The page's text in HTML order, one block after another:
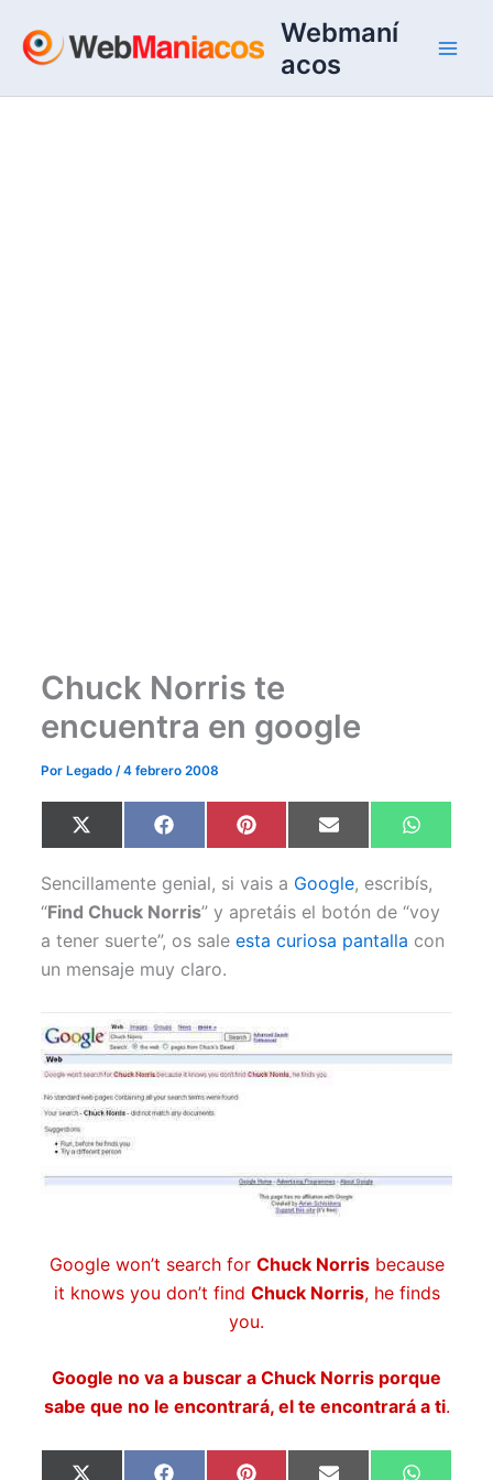
contenido
Webmaní
acos
Chuck Norris te
encuentra en google
Por Legado/4 febrero 2008
Compartir
en
X
(
w
i
t
t
e
)
Compartir
en
F
a
e
b
o
o
k
Compartir
en
P
i
t
e
r
e
s
Compartir
en
E
m
i
l
en
W
h
t
s
A
p
p
Sencillamente genial, si vais a Google, escribís,
“Find Chuck Norris” y apretáis el botón de “voy
a tener suerte”, os saleesta curiosa pantalla con
un mensaje muy claro.
Google won’t search for Chuck Norrisbecause
it knows you don’t find Chuck Norris, he finds
you.
Google no va a buscar a Chuck Norris porque
sabe que no le encontrará, el te encontrará a ti.